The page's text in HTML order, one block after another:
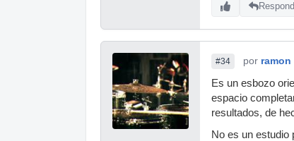
#34 por ramon
Es un esbozo
espacio
resultados, de
No es un estudio